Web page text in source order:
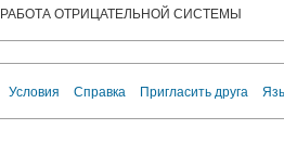
РАБОТА ОТРИЦАТЕЛЬНОЙ СИСТЕМЫ
Условия Справка Пригласить друга